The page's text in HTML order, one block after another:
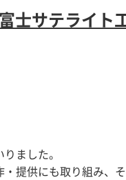
士サテライト
ました。
提供にも取り組み、